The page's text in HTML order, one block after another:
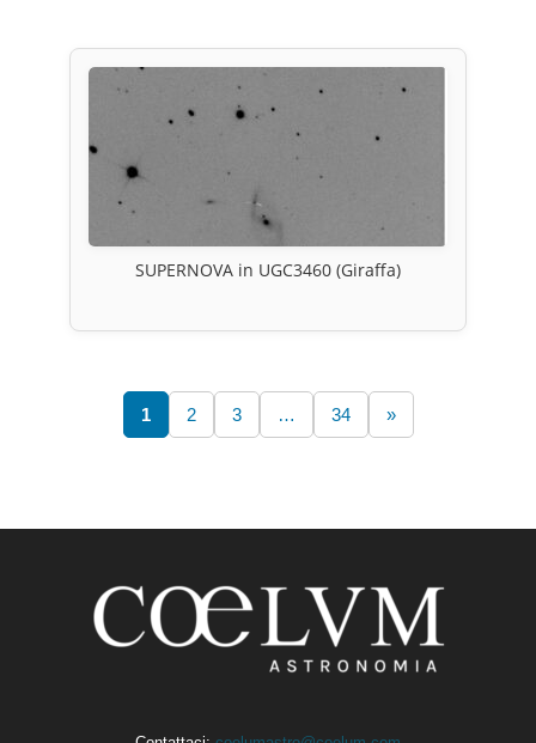
SUPERNOVA in UGC3460 (Giraffa)
1 2 3 … 34 »